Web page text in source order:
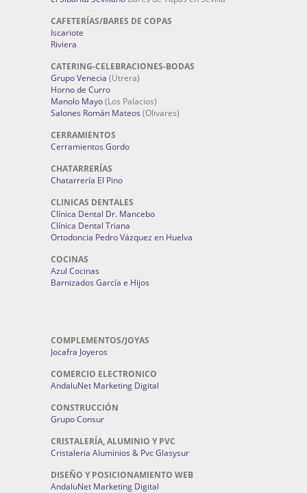
CAFETERÍAS/BARES DE COPAS
Iscariote
Riviera
CATERING-CELEBRACIONES-BODAS
Grupo Venecia (Utrera)
Horno de Curro
Manolo Mayo(Los Palacios)
Salones Román Mateos (Olivares)
CERRAMIENTOS
Cerramientos Gordo
CHATARRERÍAS
Chatarrería El Pino
CLINICAS DENTALES
Clínica Dental Dr. Mancebo
Clínica Dental Triana
Ortodoncia Pedro Vázquez en Huelva
COCINAS
Azul Cocinas
Barnizados García e Hijos
COMPLEMENTOS/JOYAS
Jocafra Joyeros
COMERCIO ELECTRONICO
AndaluNet Marketing Digital
CONSTRUCCIÓN
Grupo Consur
CRISTALERÍA, ALUMINIO Y PVC
Cristaleria Aluminios & Pvc Glasysur
DISEÑO Y POSICIONAMIENTO WEB
AndaluNet Marketing Digital